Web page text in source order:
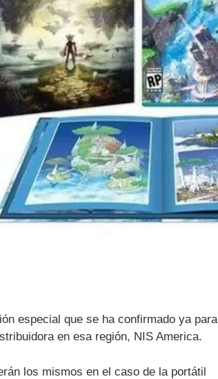
especial que se ha confirmado ya para
en esa región, NIS America.
los mismos en el caso de la portátil